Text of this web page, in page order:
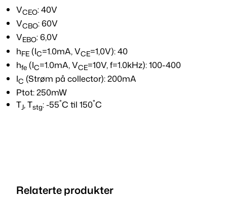
s
i
s
t
r
a
n
t
VCEO: 40V
VCBO: 60V
VEBO: 6,0V
hFE (IC=1.0mA, VCE=1,0V): 40
hfe (IC=1.0mA, VCE=10V, f=1.0kHz): 100-400
IC (Strøm på collector): 200mA
Ptot: 250mW
TJ, Tstg: -55˚C til 150˚C
Relaterte produkter